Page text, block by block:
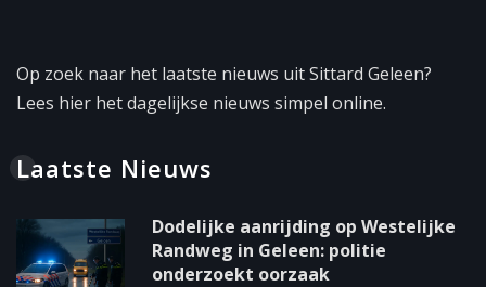
Op zoek naar het laatste nieuws uit Sittard Geleen?
Lees hier het dagelijkse nieuws simpel online.
Laatste Nieuws
Dodelijke aanrijding op Westelijke
Randweg in Geleen: politie
onderzoekt oorzaak